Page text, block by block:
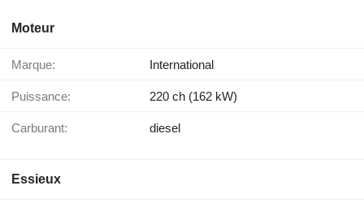
Moteur
Marque: International
Puissance: 220 ch (162 kW)
Carburant: diesel
Essieux